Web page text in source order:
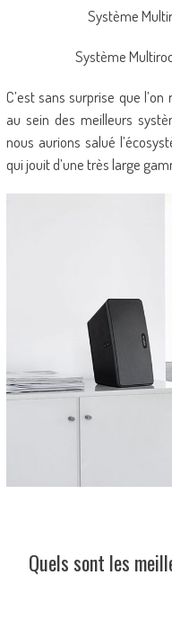
Système
Système
C’est sans surprise que
au sein des meilleurs
nous aurions salué
qui jouit d’une très large
Quels sont les